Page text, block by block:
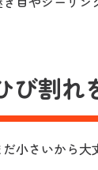
び割れ
だ小さいから大